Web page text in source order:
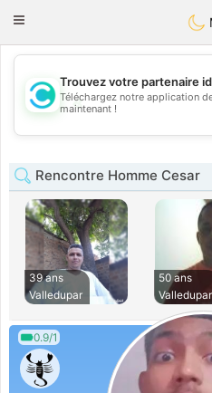
Toggle
💖
💕
Trouvez votre partenaire
Téléchargez notre application
maintenant !
Rencontre Homme Cesar
39 ans
Valledupar
50 ans
Valledupar
0.9/1